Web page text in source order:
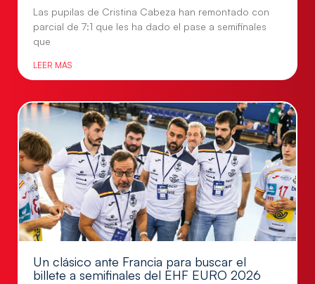
Las pupilas de Cristina Cabeza han remontado con
parcial de 7:1 que les ha dado el pase a semifinales
que
LEER MÁS
Un clásico ante Francia para buscar el
billete a semifinales del EHF EURO 2026